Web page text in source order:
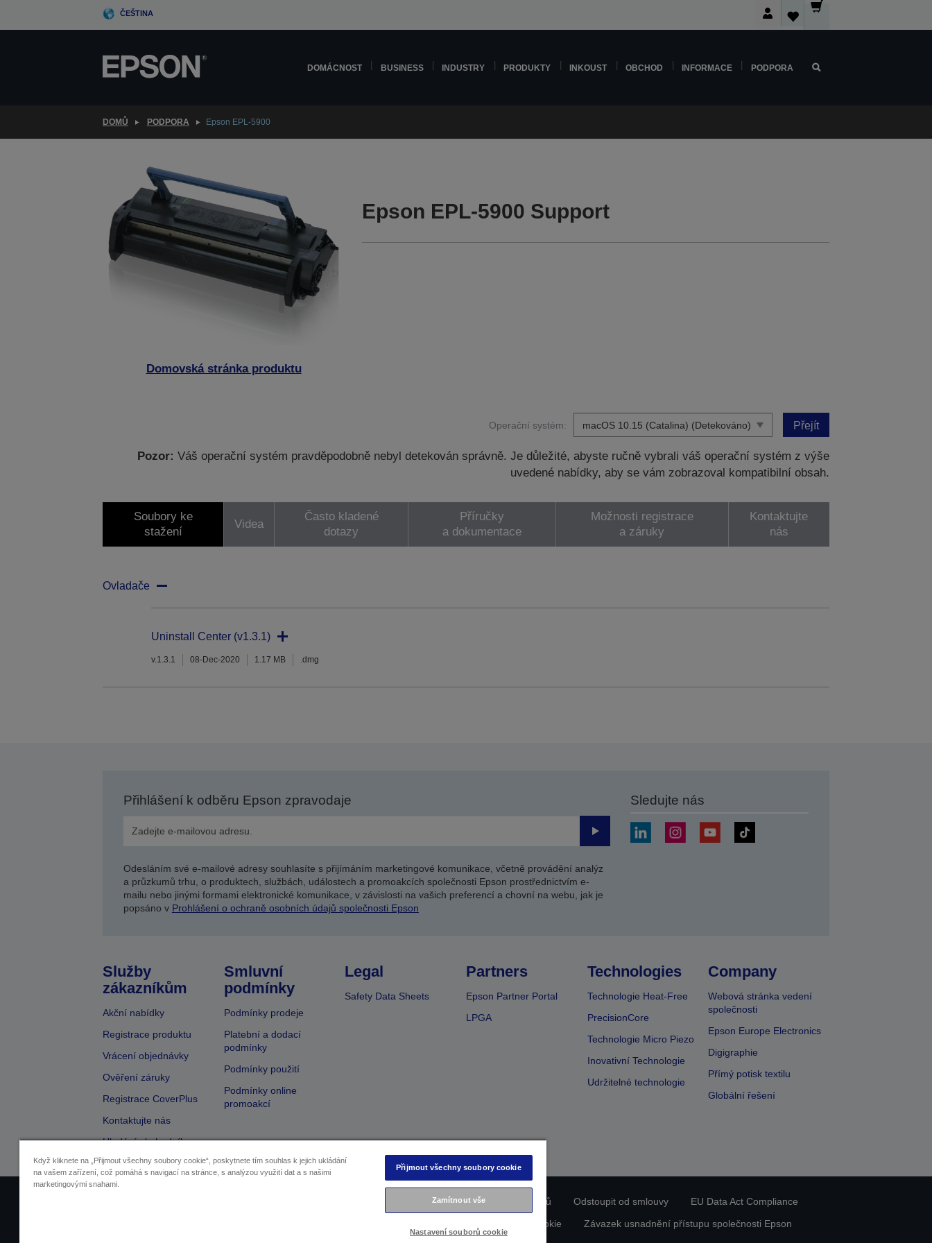
ČEŠTINA
DOMÁCNOST BUSINESS INDUSTRY PRODUKTY INKOUST OBCHOD INFORMACE PODPORA
DOMŮ PODPORA Epson EPL-5900
Domovská stránka produktu
Epson EPL-5900 Support
Operační systém: Přejít
Pozor: Váš operační systém pravděpodobně nebyl detekován správně. Je důležité, abyste ručně vybrali váš operační systém z výše
uvedené nabídky, aby se vám zobrazoval kompatibilní obsah.
Soubory ke
stažení
Videa
Často kladené
dotazy
Příručky
a dokumentace
Možnosti registrace
a záruky
Kontaktujte
nás
Ovladače
Uninstall Center (v1.3.1)
v.1.3.1 08-Dec-2020 1.17 MB .dmg
Přihlášení k odběru Epson zpravodaje
Odeslat
Odesláním své e-mailové adresy souhlasíte s přijímáním marketingové komunikace, včetně provádění analýz
a průzkumů trhu, o produktech, službách, událostech a promoakcích společnosti Epson prostřednictvím e-
mailu nebo jinými formami elektronické komunikace, v závislosti na vašich preferencí a chovní na webu, jak je
popsáno v Prohlášení o ochraně osobních údajů společnosti Epson
Sledujte nás
Služby
zákazníkům
Akční nabídky
Registrace produktu
Vrácení objednávky
Ověření záruky
Registrace CoverPlus
Kontaktujte nás
Hledání obchodníka
Smluvní
podmínky
Podmínky prodeje
Platební a dodací
podmínky
Podmínky použití
Podmínky online
promoakcí
Legal
Safety Data Sheets
Partners
Epson Partner Portal
LPGA
Technologies
Technologie Heat-Free
PrecisionCore
Technologie Micro Piezo
Inovativní Technologie
Udržitelné technologie
Company
Webová stránka vedení
společnosti
Epson Europe Electronics
Digigraphie
Přímý potisk textilu
Globální řešení
Prohlášení o ochraně osobních údajů Odstoupit od smlouvy
EU Data Act Compliance
Informace o souborech cookie Závazek usnadnění přístupu společnosti Epson
Když kliknete na „Přijmout všechny soubory cookie“, poskytnete tím souhlas k jejich ukládání
na vašem zařízení, což pomáhá s navigací na stránce, s analýzou využití dat a s našimi
marketingovými snahami.
Přijmout všechny soubory cookie
Zamítnout vše
Nastavení souborů cookie